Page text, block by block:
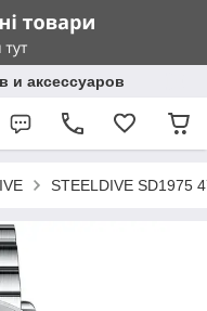
и аксессуаров
STEELDIVE SD1975